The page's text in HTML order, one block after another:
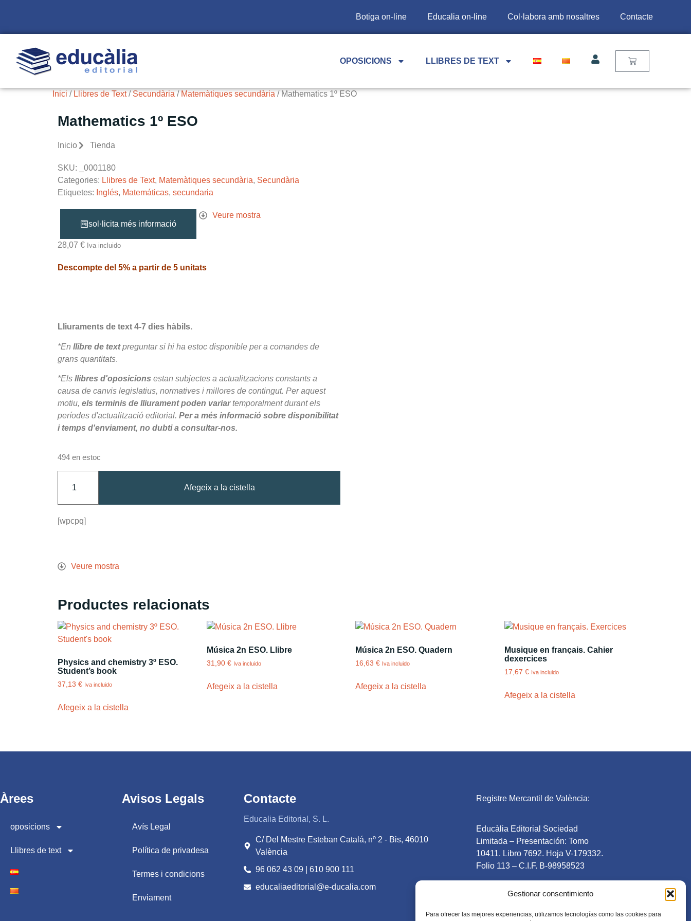
Gestionar consentimiento
Para ofrecer las mejores experiencias, utilizamos tecnologías como las cookies para
Botiga on-line Educalia on-line Col·labora amb nosaltres Contacte
OPOSICIONS LLIBRES DE TEXT
Inici / Llibres de Text/ Secundària / Matemàtiques secundària / Mathematics 1º ESO
Mathematics 1º ESO
Inicio Tienda
SKU:
_0001180
Categories: Llibres de Text, Matemàtiques secundària, Secundària
Etiquetes: Inglés, Matemáticas, secundaria
sol·licita més informació
Veure mostra
28,07 € Iva incluido
Descompte del 5% a partir de 5 unitats
Lliuraments de text 4-7 dies hàbils.
*En llibre de textpreguntar si hi ha estoc disponible per a comandes de
grans quantitats.
*Els llibres d'oposicions estan subjectes a actualitzacions constants a
causa de canvis legislatius, normatives i millores de contingut. Per aquest
motiu, els terminis de lliurament poden variartemporalment durant els
períodes d'actualització editorial. Per a més informació sobre disponibilitat
i temps d'enviament, no dubti a consultar-nos.
494 en estoc
Afegeix a la cistella
[wpcpq]
Veure mostra
Productes relacionats
Physics and chemistry 3º ESO.
Student’s book
37,13 € Iva incluido
Afegeix a la cistella
Música 2n ESO. Llibre
31,90 € Iva incluido
Afegeix a la cistella
Música 2n ESO. Quadern
16,63 € Iva incluido
Afegeix a la cistella
Musique en français. Cahier
dexercices
17,67 € Iva incluido
Afegeix a la cistella
Àrees
oposicions
Llibres de text
Avisos Legals
Avís Legal
Política de privadesa
Termes i condicions
Enviament
Contacte
Educalia Editorial, S. L.
C/ Del Mestre Esteban Catalá, nº 2 - Bis, 46010
València
96 062 43 09 | 610 900 111
educaliaeditorial@e-ducalia.com
Registre Mercantil de València:
Educàlia Editorial Sociedad
Limitada – Presentación: Tomo
10411. Libro 7692. Hoja V-179332.
Folio 113 – C.I.F. B-98958523